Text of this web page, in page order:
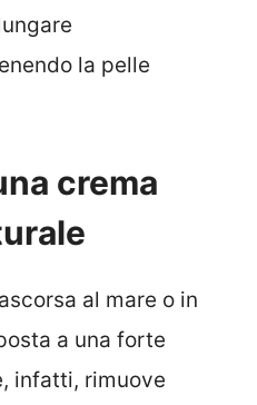
la pelle
crema
al mare o in
a una forte
infatti, rimuove